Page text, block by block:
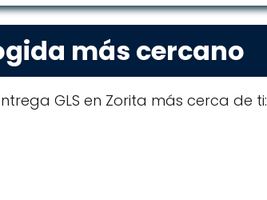
más cercano
GLS en Zorita más cerca de ti: